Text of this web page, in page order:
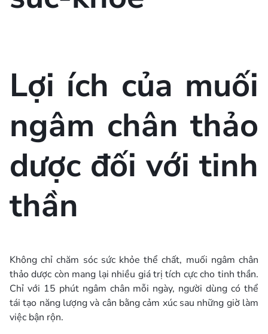
Lợi ích của muối
ngâm chân thảo
dược đối với tinh
thần
Không chỉ chăm sóc sức khỏe thể chất, muối ngâm chân
thảo dược còn mang lại nhiều giá trị tích cực cho tinh thần.
Chỉ với 15 phút ngâm chân mỗi ngày, người dùng có thể
tái tạo năng lượng và cân bằng cảm xúc sau những giờ làm
việc bận rộn.